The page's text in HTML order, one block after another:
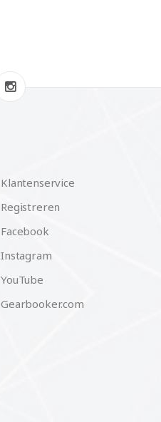
Klantenservice
Registreren
Facebook
Instagram
YouTube
Gearbooker.com